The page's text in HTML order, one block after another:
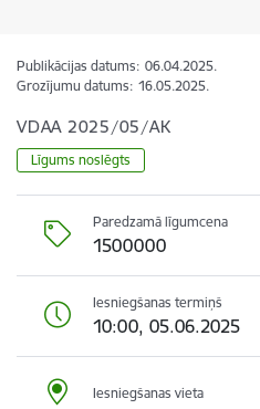
Publikācijas datums: 06.04.2025.
Grozījumu datums: 16.05.2025.
VDAA 2025/05/AK
Līgums noslēgts
Paredzamā līgumcena
1500000
Iesniegšanas termiņš
10:00, 05.06.2025
Iesniegšanas vieta